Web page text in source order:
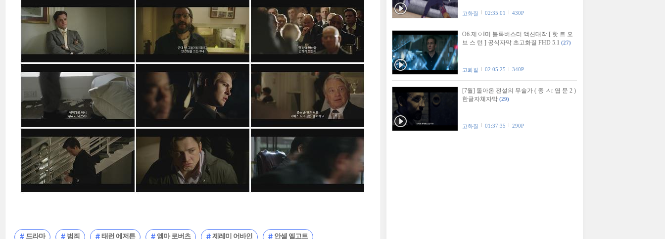
드라마 범죄 태런 에저튼 엠마 로버츠 제레미 어바인 안셀 엘고트
고화질 02:35:01 430P
O6.제ㅇI미 블록버스터 액션대작 [ 핫 트 오
브 스 턴 ] 공식자막 초고화질 FHD 5.1 (27)
고화질 02:05:25 340P
[7월] 돌아온 전설의 무술가 ( 종 ㅅr 엽 문 2 )
한글자체자막 (29)
고화질 01:37:35 290P